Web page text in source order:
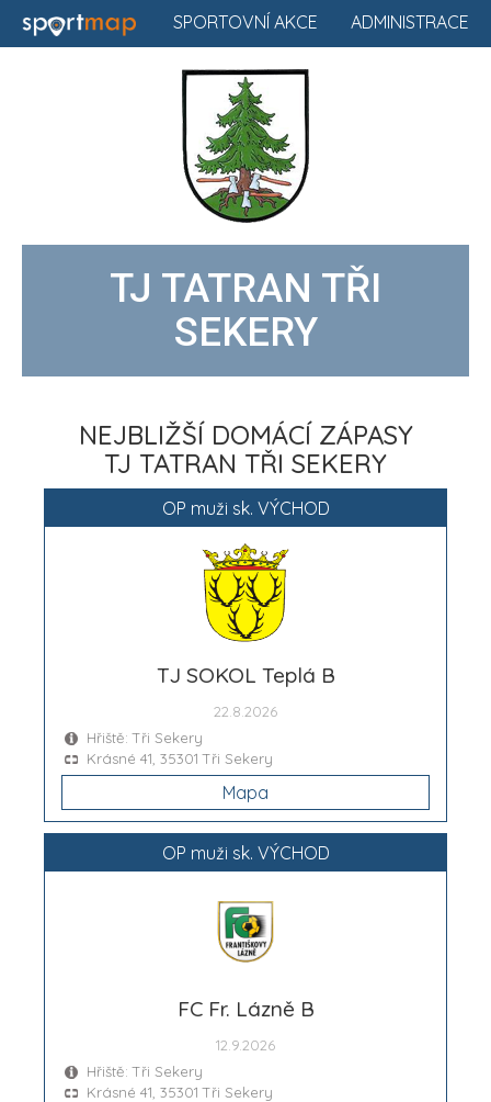
ADMINISTRACE
SPORTOVNÍ AKCE
TJ TATRAN TŘI
SEKERY
NEJBLIŽŠÍ DOMÁCÍ ZÁPASY
TJ TATRAN TŘI SEKERY
OP muži sk. VÝCHOD
TJ SOKOL Teplá B
22.8.2026
Hřiště: Tři Sekery
Krásné 41, 35301 Tři Sekery
Mapa
OP muži sk. VÝCHOD
FC Fr. Lázně B
12.9.2026
Hřiště: Tři Sekery
Krásné 41, 35301 Tři Sekery